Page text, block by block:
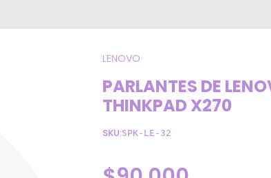
LENOVO
PARLANTES DE
THINKPAD X270
SKU:SPK-LE-32